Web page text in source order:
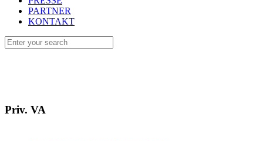
PARTNER
KONTAKT
Priv. VA